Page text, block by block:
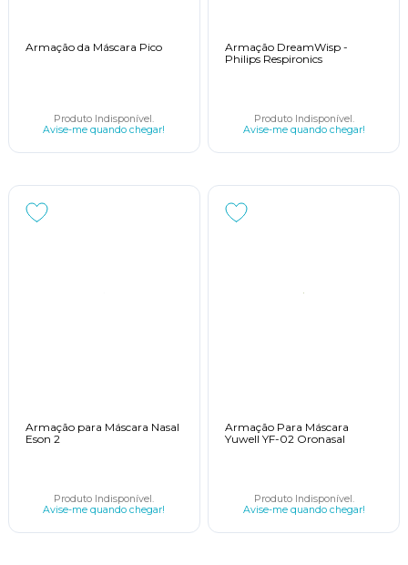
Armação da Máscara Pico
Produto Indisponível.
Avise-me quando chegar!
Armação DreamWisp -
Philips Respironics
Produto Indisponível.
Avise-me quando chegar!
Armação para Máscara Nasal
Eson 2
Produto Indisponível.
Avise-me quando chegar!
Armação Para Máscara
Yuwell YF-02 Oronasal
Produto Indisponível.
Avise-me quando chegar!